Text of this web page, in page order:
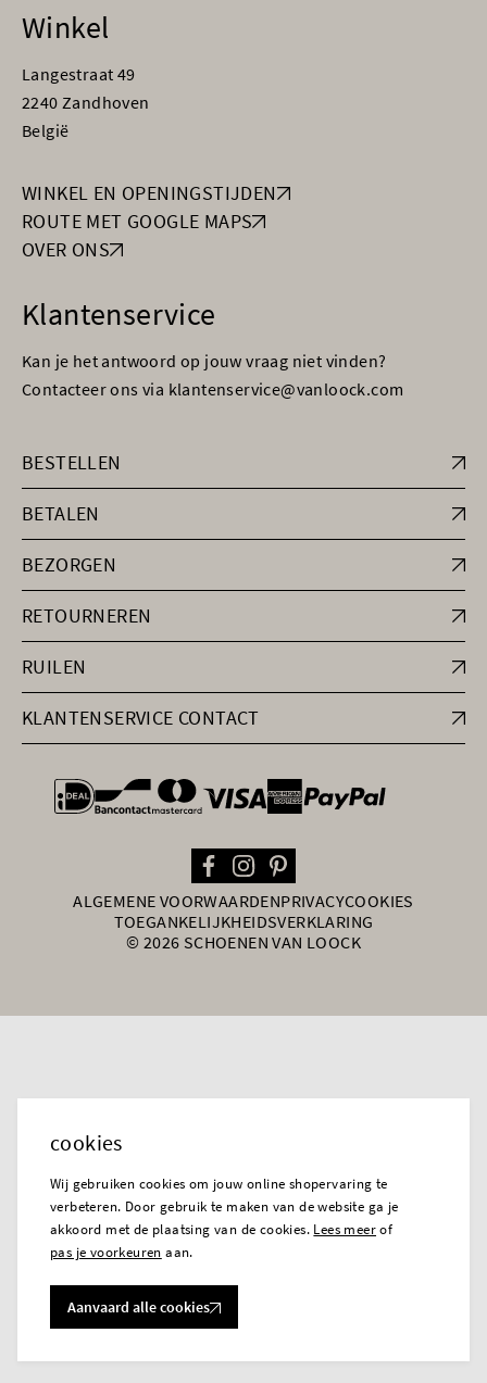
Winkel
Langestraat 49
2240 Zandhoven
België
WINKEL EN OPENINGSTIJDEN
ROUTE MET GOOGLE MAPS
OVER ONS
Klantenservice
Kan je het antwoord op jouw vraag niet vinden?
Contacteer ons via klantenservice@vanloock.com
BESTELLEN
BETALEN
BEZORGEN
RETOURNEREN
RUILEN
KLANTENSERVICE CONTACT
general.paymentOptions
ALGEMENE VOORWAARDENPRIVACYCOOKIES
TOEGANKELIJKHEIDSVERKLARING
© 2026 SCHOENEN VAN LOOCK
cookies
Wij gebruiken cookies om jouw online shopervaring te
verbeteren. Door gebruik te maken van de website ga je
akkoord met de plaatsing van de cookies. Lees meerof
pas je voorkeuren aan.
Aanvaard alle cookies